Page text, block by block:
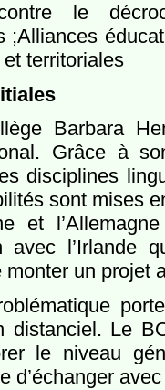
le
;Alliances
territoriales
Barbara
Grâce à
disciplines
sont mises
et
avec l’Irlande
monter un projet
distanciel. Le
le niveau
d’échanger